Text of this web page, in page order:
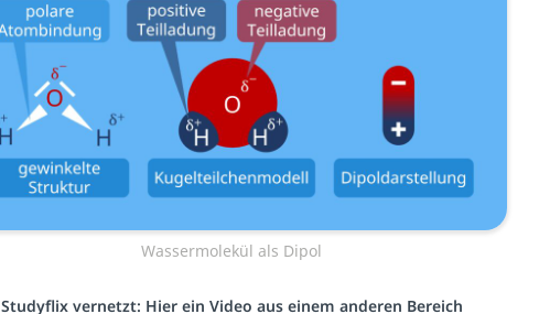
Wassermolekül als Dipol
Studyflix vernetzt: Hier ein Video aus einem anderen Bereich